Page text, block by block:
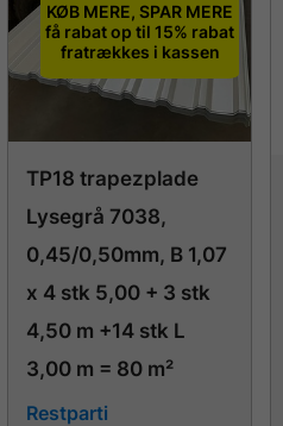
KØB MERE, SPAR MERE
få rabat op til 15% rabat
fratrækkes i kassen
TP18 trapezplade
Lysegrå 7038,
0,45/0,50mm, B 1,07
x 4 stk 5,00 + 3 stk
4,50 m +14 stk L
3,00 m = 80 m²
Restparti